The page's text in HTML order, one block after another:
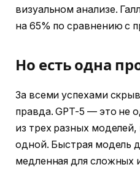
визуальном анализе.
на 65% по сравнению с
Но есть одна
За всеми успехами
правда. GPT-5 — это не
из трех разных
одной. Быстрая модель
медленная для сложных